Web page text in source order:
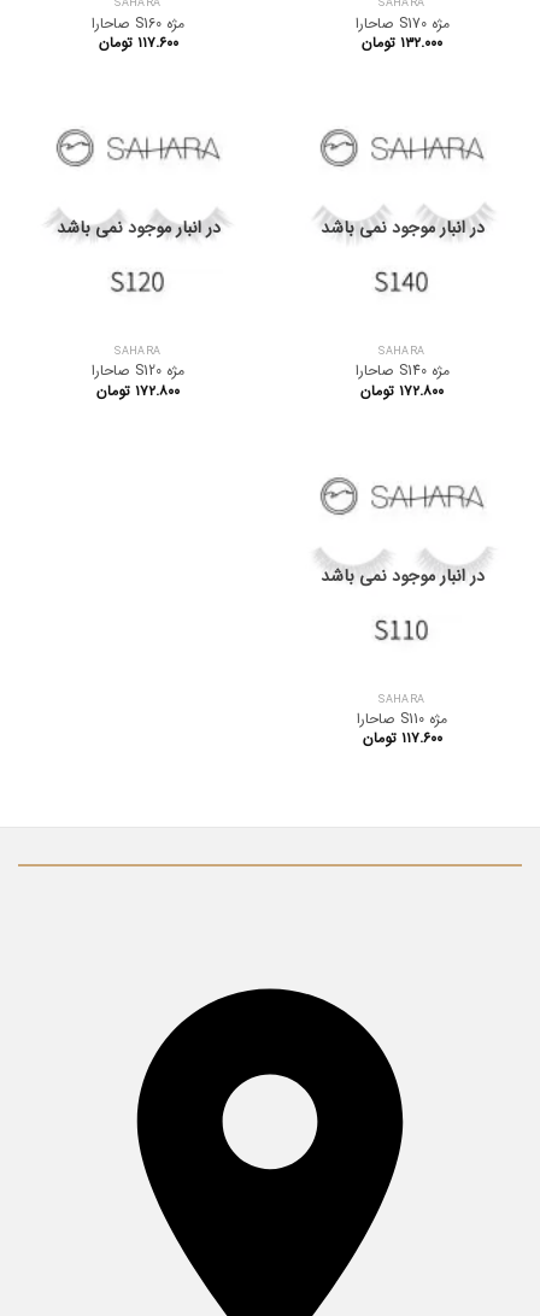
SAHARA
مژه S170 صاحارا
۱۳۲.۰۰۰ تومان
SAHARA
مژه S160 صاحارا
۱۱۷.۶۰۰ تومان
در انبار موجود نمی باشد
SAHARA
مژه S140 صاحارا
۱۷۲.۸۰۰ تومان
در انبار موجود نمی باشد
SAHARA
مژه S120 صاحارا
۱۷۲.۸۰۰ تومان
در انبار موجود نمی باشد
SAHARA
مژه S110 صاحارا
۱۱۷.۶۰۰ تومان